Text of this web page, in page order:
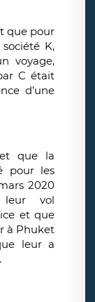
que pour
K,
voyage,
C était
d’une
que la
pour les
2020
vol
et que
à Phuket
leur a